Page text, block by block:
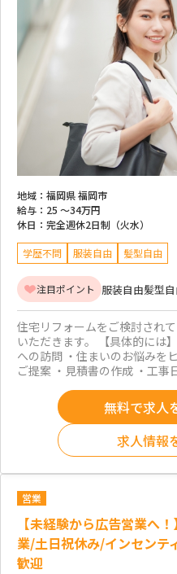
地域： 福岡県 福岡市
給与： 25 ～34万円
休日： 完全週休2日制（火水）
学歴不問 服装自由 髪型自由
注目ポイント 服装自由髪型
住宅リフォームをご検討され
いただきます。 【具体的には
への訪問 ・住まいのお悩みを
ご提案 ・見積書の作成 ・工事
無料で求人
求人情報
営業
【未経験から広告営業へ
業/土日祝休み/インセンテ
歓迎